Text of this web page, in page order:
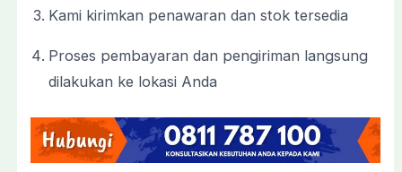
Kami kirimkan penawaran dan stok tersedia
Proses pembayaran dan pengiriman langsung
dilakukan ke lokasi Anda